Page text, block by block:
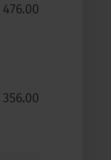
476.00
356.00